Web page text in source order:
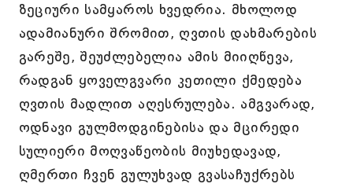
ზეციური სამყაროს ხვედრია. მხოლოდ
ადამიანური შრომით, ღვთის დახმარების
გარეშე, შეუძლებელია ამის მიიღწევა,
რადგან ყოველგვარი კეთილი ქმედება
ღვთის მადლით აღესრულება. ამგვარად,
ოდნავი გულმოდგინებისა და მცირედი
სულიერი მოღვაწეობის მიუხედავად,
ღმერთი ჩვენ გულუხვად გვასაჩუქრებს